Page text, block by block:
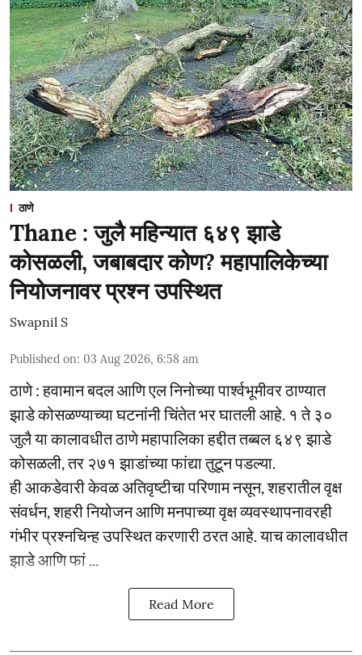
ठाणे
Thane : जुलै महिन्यात ६४९ झाडे
कोसळली, जबाबदार कोण? महापालिकेच्या
नियोजनावर प्रश्न उपस्थित
Swapnil S
Published on: 03 Aug 2026, 6:58 am
ठाणे : हवामान बदल आणि एल निनोच्या पार्श्वभूमीवर ठाण्यात
झाडे कोसळण्याच्या घटनांनी चिंतेत भर घातली आहे. १ ते ३०
जुलै या कालावधीत ठाणे महापालिका हद्दीत तब्बल ६४९ झाडे
कोसळली, तर २७१ झाडांच्या फांद्या तुटून पडल्या.
ही आकडेवारी केवळ अतिवृष्टीचा परिणाम नसून, शहरातील वृक्ष
संवर्धन, शहरी नियोजन आणि मनपाच्या वृक्ष व्यवस्थापनावरही
गंभीर प्रश्नचिन्ह उपस्थित करणारी ठरत आहे. याच कालावधीत
झाडे आणि फां ...
Read More